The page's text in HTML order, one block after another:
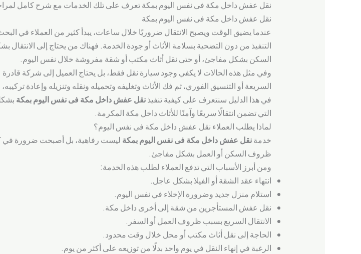
نقل عفش داخل مكة فى نفس اليوم بمكة تعرف على تلك الخدمات مع شرح كامل لمراحل
نقل عفش داخل مكة فى نفس اليوم بمكة
عندما يضيق الوقت ويصبح الانتقال ضروريًا خلال ساعات، يبدأ كثير من العملاء في
التنفيذ من دون التضحية بسلامة الأثاث أو جودة الخدمة. فهناك من يحتاج إلى
السكن بشكل مفاجئ، أو حتى نقل أثاث مكتب أو شقة مفروشة خلال نفس اليوم.
وفي مثل هذه الحالات لا يكفي وجود سيارة نقل فقط، بل يحتاج العميل إلى شركة قادرة
السريعة أو التنسيق الفوري، ثم فك الأثاث وتغليفه وتحميله ونقله وتنزيله وإعادة
في هذا الدليل سنتعرف على كيفية تنفيذنقل عفش داخل مكة فى نفس اليوم بمكة
التي تضمن انتقالًا سريعًا وآمنًا للأثاث داخل مكة المكرمة.
لماذا يطلب العملاء نقل عفش داخل مكة فى نفس اليوم؟
خدمةنقل عفش داخل مكة فى نفس اليوم بمكة ليست رفاهية، بل أصبحت ضرورة في
ظروف السكن أو العمل بشكل مفاجئ.
ومن أبرز الأسباب التي تدفع العملاء لطلب هذه الخدمة:
انتهاء عقد الشقة أو الفيلا بشكل عاجل.
استلام منزل جديد وضرورة الإخلاء في نفس اليوم.
نقل عفش المستأجرين من شقة إلى أخرى داخل مكة.
الانتقال السريع بسبب ظروف العمل أو السفر.
الحاجة إلى نقل أثاث مكتب أو محل خلال وقت محدود.
الرغبة في إنهاء النقل في يوم واحد بدلًا من توزيعه على أكثر من يوم.